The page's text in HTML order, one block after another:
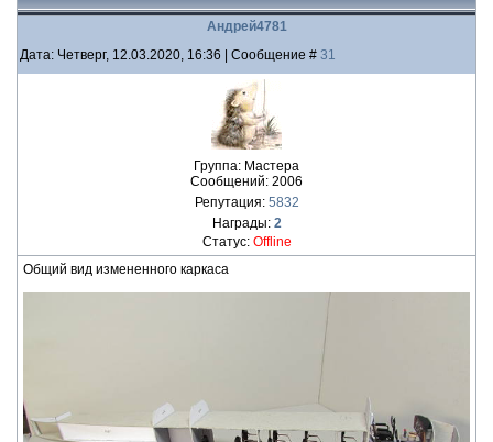
Андрей4781
Дата: Четверг, 12.03.2020, 16:36 | Сообщение # 31
Группа: Мастера
Сообщений: 2006
Репутация: 5832
Награды: 2
Статус: Offline
Общий вид измененного каркаса